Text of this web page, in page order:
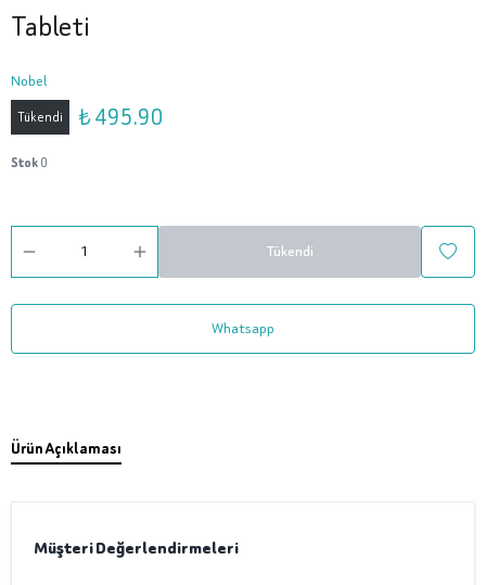
Tableti
Nobel
Tükendi ₺ 495.90
Stok0
Tükendi
Whatsapp
Ürün Açıklaması
Müşteri Değerlendirmeleri